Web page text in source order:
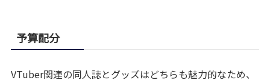
予算配分
VTuber関連の同人誌とグッズはどちらも魅力的なため、